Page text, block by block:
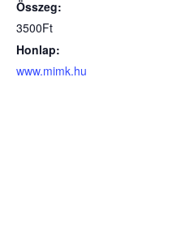
Összeg:
3500Ft
Honlap:
www.mimk.hu